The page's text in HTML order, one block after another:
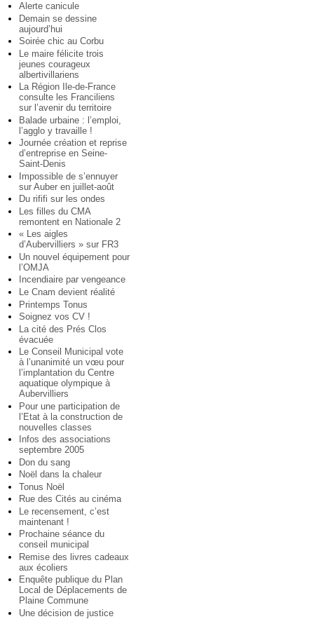
Alerte canicule
Demain se dessine
aujourd’hui
Soirée chic au Corbu
Le maire félicite trois
jeunes courageux
albertivillariens
La Région Ile-de-France
consulte les Franciliens
sur l’avenir du territoire
Balade urbaine : l’emploi,
l’agglo y travaille !
Journée création et reprise
d’entreprise en Seine-
Saint-Denis
Impossible de s’ennuyer
sur Auber en juillet-août
Du rififi sur les ondes
Les filles du CMA
remontent en Nationale 2
« Les aigles
d’Aubervilliers » sur FR3
Un nouvel équipement pour
l’OMJA
Incendiaire par vengeance
Le Cnam devient réalité
Printemps Tonus
Soignez vos CV !
La cité des Prés Clos
évacuée
Le Conseil Municipal vote
à l’unanimité un vœu pour
l’implantation du Centre
aquatique olympique à
Aubervilliers
Pour une participation de
l’Etat à la construction de
nouvelles classes
Infos des associations
septembre 2005
Don du sang
Noël dans la chaleur
Tonus Noël
Rue des Cités au cinéma
Le recensement, c’est
maintenant !
Prochaine séance du
conseil municipal
Remise des livres cadeaux
aux écoliers
Enquête publique du Plan
Local de Déplacements de
Plaine Commune
Une décision de justice